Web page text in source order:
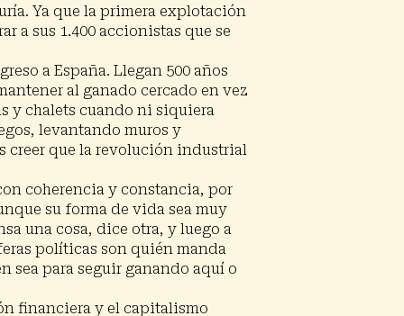
Ya que la primera explotación
a sus 1.400 accionistas que se
a España. Llegan 500 años
al ganado cercado en vez
y chalets cuando ni siquiera
levantando muros y
creer que la revolución industrial
coherencia y constancia, por
su forma de vida sea muy
una cosa, dice otra, y luego a
políticas son quién manda
sea para seguir ganando aquí o
financiera y el capitalismo